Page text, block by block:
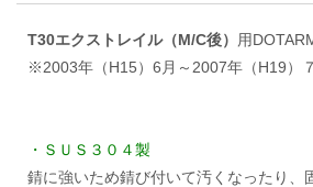
T30エクストレイル（M/C後） 用
※2003年（H15）6月～2007年（H19）
・ＳＵＳ３０４製
錆に強いため錆び付いて汚くなったり、